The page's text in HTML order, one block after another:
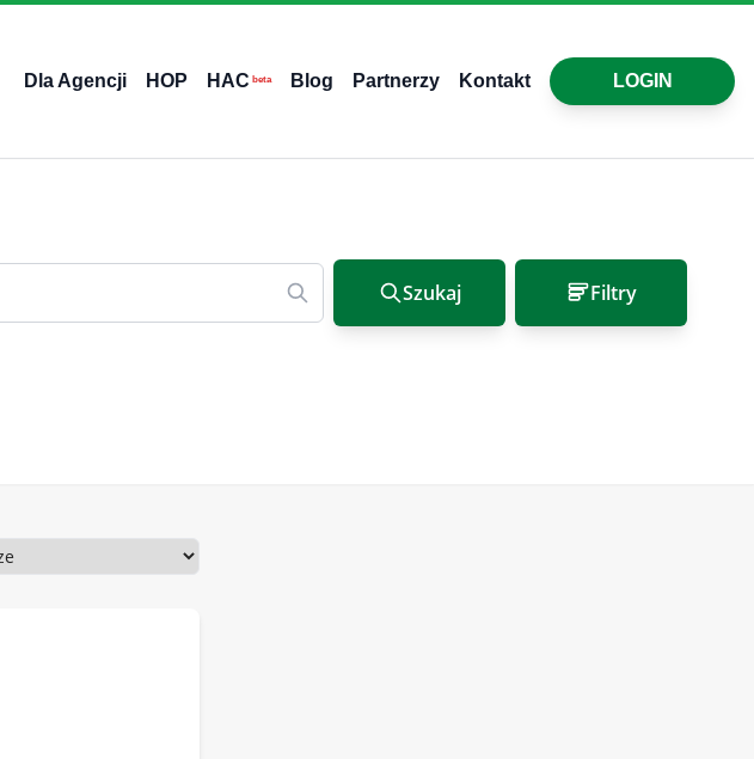
Dla Agencji HOP HAC beta Blog Partnerzy Kontakt LOGIN
Szukaj Filtry